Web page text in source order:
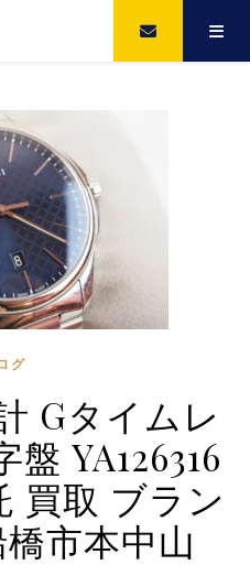
グ
Gタイムレ
YA126316
買取 ブラン
市本中山